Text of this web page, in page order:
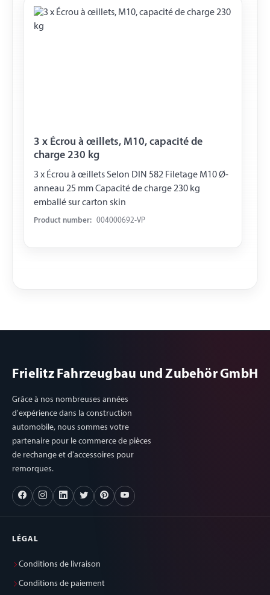
3 x Écrou à œillets, M10, capacité de
charge 230 kg
3 x Écrou à œillets Selon DIN 582 Filetage M10 Ø-
anneau 25 mm Capacité de charge 230 kg
emballé sur carton skin
Product number: 004000692-VP
Frielitz Fahrzeugbau und Zubehör GmbH
Grâce à nos nombreuses années
d'expérience dans la construction
automobile, nous sommes votre
partenaire pour le commerce de pièces
de rechange et d'accessoires pour
remorques.
LÉGAL
Conditions de livraison
Conditions de paiement